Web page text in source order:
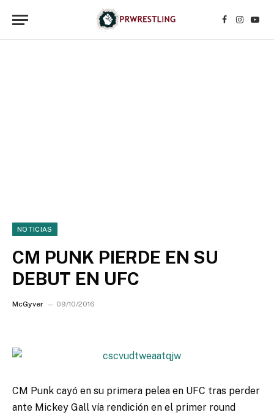
Facebook
NOTICIAS
CM PUNK PIERDE EN SU
DEBUT EN UFC
McGyver 09/10/2016
CM Punk cayó en su primera pelea en UFC tras perder
ante Mickey Gall vía rendición en el primer round